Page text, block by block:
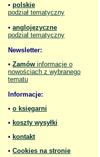
• polskie
podział tematyczny
• anglojęzyczne
podział tematyczny
Newsletter:
• Zamów informacje o
nowościach z wybranego
tematu
Informacje:
• o księgarni
• koszty wysyłki
• kontakt
• Cookies na stronie